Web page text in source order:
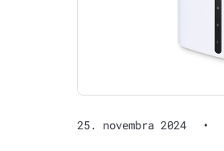
25. novembra 2024 •